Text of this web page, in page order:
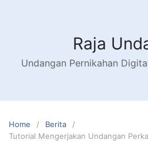
Raja
Undangan Pernikahan
Home
Berita
Tutorial Mengerjakan Undangan